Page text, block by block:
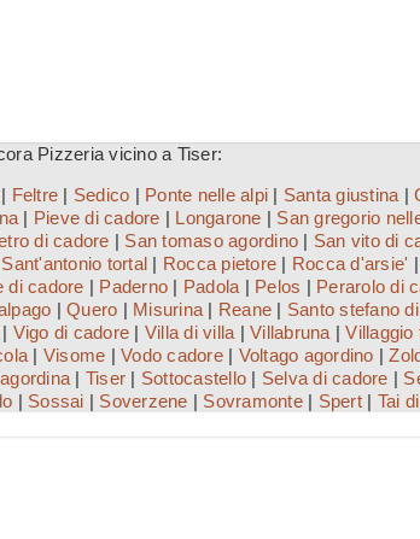
Pizzeria vicino a Tiser:
Feltre | Sedico | Ponte nelle alpi | Santa giustina |
| Pieve di cadore | Longarone | San gregorio
di cadore | San tomaso agordino | San vito di
Sant'antonio tortal | Rocca pietore | Rocca d'arsie' |
di cadore | Paderno | Padola | Pelos | Perarolo di
| Quero | Misurina | Reane | Santo stefano
Vigo di cadore | Villa di villa | Villabruna |Villaggio
| Visome | Vodo cadore| Voltago agordino |
| Tiser | Sottocastello | Selva di cadore |
| Sossai | Soverzene | Sovramonte| Spert| Tai